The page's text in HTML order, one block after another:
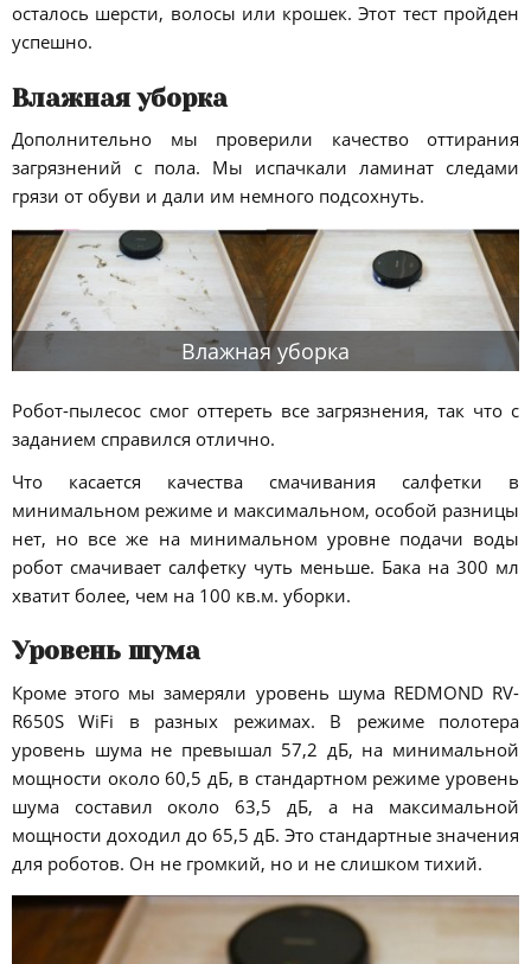
осталось шерсти, волосы или крошек. Этот тест пройден
успешно.
Влажная уборка
Дополнительно мы проверили качество оттирания
загрязнений с пола. Мы испачкали ламинат следами
грязи от обуви и дали им немного подсохнуть.
Влажная уборка
Робот-пылесос смог оттереть все загрязнения, так что с
заданием справился отлично.
Что касается качества смачивания салфетки в
минимальном режиме и максимальном, особой разницы
нет, но все же на минимальном уровне подачи воды
робот смачивает салфетку чуть меньше. Бака на 300 мл
хватит более, чем на 100 кв.м. уборки.
Уровень шума
Кроме этого мы замеряли уровень шума REDMOND RV-
R650S WiFi в разных режимах. В режиме полотера
уровень шума не превышал 57,2 дБ, на минимальной
мощности около 60,5 дБ, в стандартном режиме уровень
шума составил около 63,5 дБ, а на максимальной
мощности доходил до 65,5 дБ. Это стандартные значения
для роботов. Он не громкий, но и не слишком тихий.